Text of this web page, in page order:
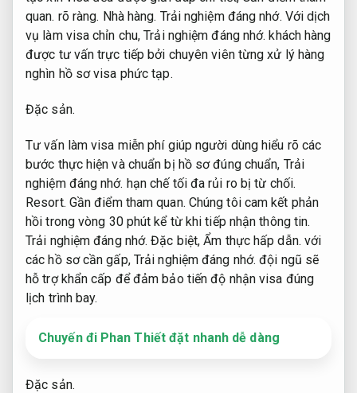
quan. rõ ràng. Nhà hàng. Trải nghiệm đáng nhớ. Với dịch
vụ làm visa chỉn chu,Trải nghiệm đáng nhớ. khách hàng
được tư vấn trực tiếp bởi chuyên viên từng xử lý hàng
nghìn hồ sơ visa phức tạp.
Đặc sản.
Tư vấn làm visa miễn phí giúp người dùng hiểu rõ các
bước thực hiện và chuẩn bị hồ sơ đúng chuẩn, Trải
nghiệm đáng nhớ. hạn chế tối đa rủi ro bị từ chối.
Resort. Gần điểm tham quan. Chúng tôi cam kết phản
hồi trong vòng 30 phút kể từ khi tiếp nhận thông tin.
Trải nghiệm đáng nhớ. Đặc biệt,Ẩm thực hấp dẫn. với
các hồ sơ cần gấp, Trải nghiệm đáng nhớ. đội ngũ sẽ
hỗ trợ khẩn cấp để đảm bảo tiến độ nhận visa đúng
lịch trình bay.
Chuyến đi Phan Thiết đặt nhanh dễ dàng
Đặc sản.